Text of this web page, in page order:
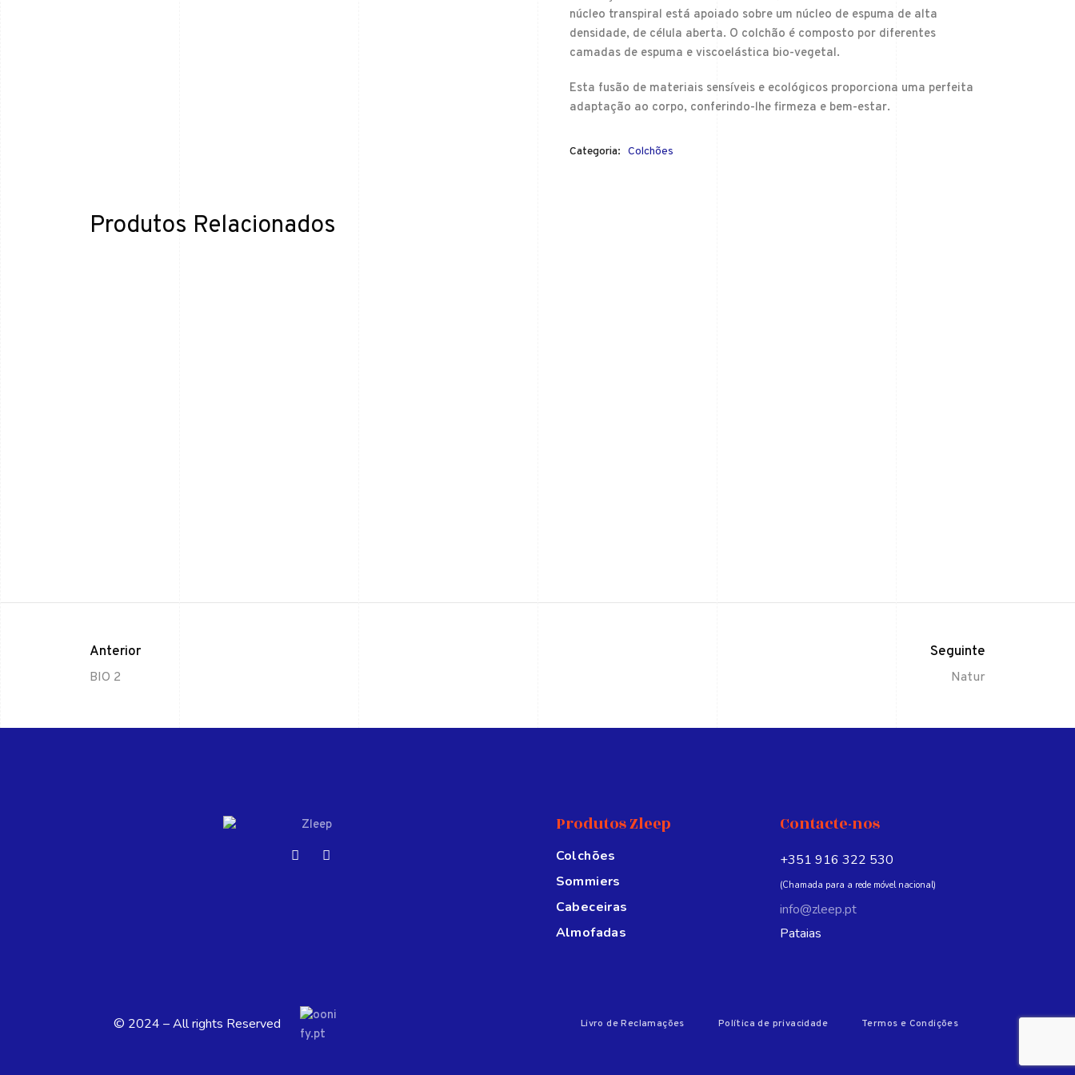
núcleo transpiral está apoiado sobre um núcleo de espuma de alta
densidade, de célula aberta. O colchão é composto por diferentes
camadas de espuma e viscoelástica bio-vegetal.
Esta fusão de materiais sensíveis e ecológicos proporciona uma perfeita
adaptação ao corpo, conferindo-lhe firmeza e bem-estar.
Categoria: Colchões
Produtos Relacionados
Anterior
BIO 2
Seguinte
Natur
Produtos Zleep
Colchões
Sommiers
Cabeceiras
Almofadas
Contacte-nos
+351 916 322 530
(Chamada para a rede móvel nacional)
info@zleep.pt
Pataias
© 2024 – All rights Reserved Livro de Reclamações Política de privacidade Termos e Condições